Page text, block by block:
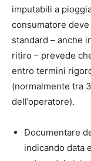
imputabili a
consumatore
standard – anche
ritiro – prevede
entro termini
(normalmente tra
dell’operatore).
Documentare
indicando data